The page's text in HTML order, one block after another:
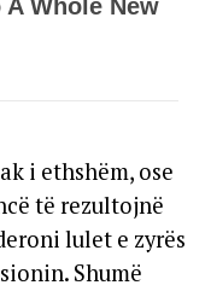
i ethshëm, ose
të rezultojnë
lulet e zyrës
Shumë